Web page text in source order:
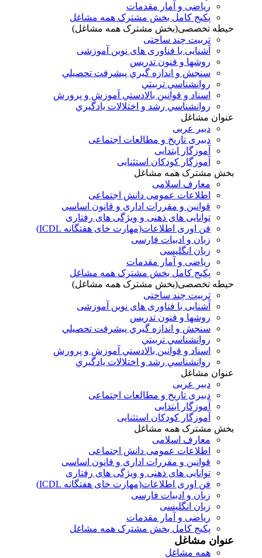
ریاضی و آمار مقدمات
پکیج کامل بخش مشترک همه مشاغل
حیطه تخصصی(بخش مشترک همه مشاغل)
تربیت چند ساحتی
آشنایی با فناوری های نوین آموزشی
روشها و فنون تدريس
سنجش و اندازه گيري پيشرفت تحصيلي
روانشناسي تربيتي
اسناد و قوانين بالادستي آموزش و پرورش
روانشناسي رشد و اختلالات يادگيري
عنوان مشاغل
دبير عربی
دبیری تاریخ و مطالعات اجتماعی
آموزگار ابتدایی
آموزگار کودکان استثنایی
بخش مشترک همه مشاغل
معارف اسلامی
اطلاعات عمومی دانش اجتماعی
قوانین و مقررات اداری و قانون اساسی
توانایی های ذهنی و ویژگی های رفتاری
فن اوری اطلاعات(مهارت خای هفتگانه ICDL)
زبان و ادبیات فارسی
زبان انگلیسی
ریاضی و آمار مقدمات
پکیج کامل بخش مشترک همه مشاغل
حیطه تخصصی(بخش مشترک همه مشاغل)
تربیت چند ساحتی
آشنایی با فناوری های نوین آموزشی
روشها و فنون تدريس
سنجش و اندازه گيري پيشرفت تحصيلي
روانشناسي تربيتي
اسناد و قوانين بالادستي آموزش و پرورش
روانشناسي رشد و اختلالات يادگيري
عنوان مشاغل
دبير عربی
دبیری تاریخ و مطالعات اجتماعی
آموزگار ابتدایی
آموزگار کودکان استثنایی
بخش مشترک همه مشاغل
معارف اسلامی
اطلاعات عمومی دانش اجتماعی
قوانین و مقررات اداری و قانون اساسی
توانایی های ذهنی و ویژگی های رفتاری
فن اوری اطلاعات(مهارت خای هفتگانه ICDL)
زبان و ادبیات فارسی
زبان انگلیسی
ریاضی و آمار مقدمات
پکیج کامل بخش مشترک همه مشاغل
عنوان مشاغل
همه مشاغل